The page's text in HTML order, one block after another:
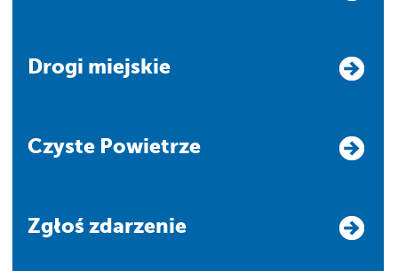
Drogi miejskie
Czyste Powietrze
Zgłoś zdarzenie